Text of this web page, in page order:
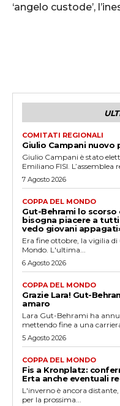
‘angelo custode’,
COMITATI REGIONALI
Giulio Campani nuovo
Giulio Campani è stato
Emiliano FISI. L’assemblea
7 Agosto 2026
COPPA DEL MONDO
Gut-Behrami lo
bisogna piacere a
vedo giovani
Era fine ottobre, la vigilia
Mondo. L'ultima...
6 Agosto 2026
COPPA DEL MONDO
Grazie Lara! Gut-
amaro
Lara Gut-Behrami ha
mettendo fine a una
5 Agosto 2026
COPPA DEL MONDO
Fis a Kronplatz:
Erta anche eventuali
L'inverno è ancora
per la prossima...